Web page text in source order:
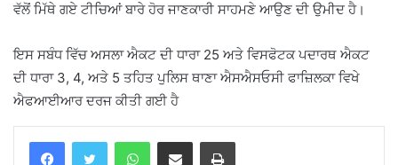
ਵੱਲੋਂ ਮਿੱਥੇ ਗਏ ਟੀਚਿਆਂ ਬਾਰੇ ਹੋਰ ਜਾਣਕਾਰੀ ਸਾਹਮਣੇ ਆਉਣ ਦੀ ਉਮੀਦ ਹੈ।
ਇਸ ਸਬੰਧ ਵਿੱਚ ਅਸਲਾ ਐਕਟ ਦੀ ਧਾਰਾ 25 ਅਤੇ ਵਿਸਫੋਟਕ ਪਦਾਰਥ ਐਕਟ
ਦੀ ਧਾਰਾ 3, 4, ਅਤੇ 5 ਤਹਿਤ ਪੁਲਿਸ ਥਾਣਾ ਐਸਐਸਓਸੀ ਫਾਜ਼ਿਲਕਾ ਵਿਖੇ
ਐਫਆਈਆਰ ਦਰਜ ਕੀਤੀ ਗਈ ਹੈ
WhatsAppShare via Email Print